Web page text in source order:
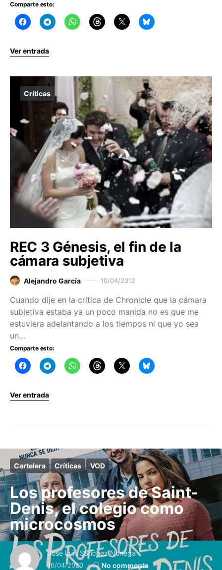
Comparte esto:
Ver entrada
Críticas
REC 3 Génesis, el fin de la
cámara subjetiva
Alejandro García 10/04/2012
Cuando dije en la crítica de Chronicle que la cámara
subjetiva estaba ya un poco manida no es que me
estuviera adelantando a los tiempos ni que yo sea
un…
Comparte esto:
Ver entrada
Cartelera Críticas VOD
Los profesores de Saint-
Denis, el colegio como
microcosmos
José Luis Sánchez Noriega
16/04/2020 No comments